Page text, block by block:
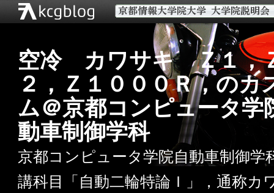
空冷 カワサキ Ｚ１，
２，Ｚ１０００Ｒ，のカ
ム＠京都コンピュータ学
動車制御学科
京都コンピュータ学院自動車制御学
講科目「自動二輪特論Ｉ」，通称カ